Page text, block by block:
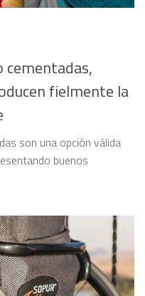
cementadas,
fielmente la
son una opción válida
buenos